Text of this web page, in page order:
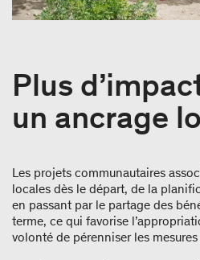
Plus
un ancrage
Les projets communautaires
locales dès le départ, de la
en passant par le partage des
terme, ce qui favorise
volonté de pérenniser les